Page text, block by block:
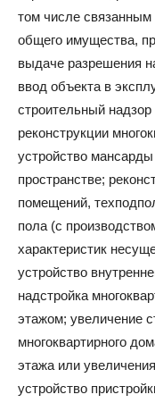
том числе связанным
общего имущества,
выдаче разрешения
ввод объекта в
строительный
реконструкции
устройство
пространстве;
помещений,
пола (с
характеристик
устройство
надстройка
этажом; увеличение
многоквартирного
этажа или
устройство